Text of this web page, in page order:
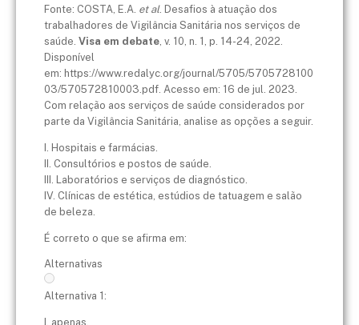
Fonte: COSTA, E.A. et al. Desafios à atuação dos
trabalhadores de Vigilância Sanitária nos serviços de
saúde. Visa em debate , v. 10, n. 1, p. 14-24, 2022.
Disponível
em: https://www.redalyc.org/journal/5705/5705728100
03/570572810003.pdf. Acesso em: 16 de jul. 2023.
Com relação aos serviços de saúde considerados por
parte da Vigilância Sanitária, analise as opções a seguir.
I. Hospitais e farmácias.
II. Consultórios e postos de saúde.
III. Laboratórios e serviços de diagnóstico.
IV. Clínicas de estética, estúdios de tatuagem e salão
de beleza.
É correto o que se afirma em:
Alternativas
Alternativa 1:
I, apenas.